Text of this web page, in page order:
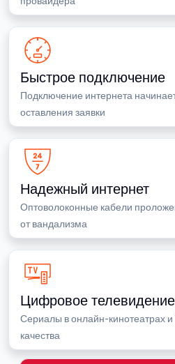
Быстрое подключение
Подключение интернета
оставления заявки
Надежный интернет
Оптоволоконные кабели
от вандализма
Цифровое телевидение
Сериалы в онлайн-кинотеатрах
качества